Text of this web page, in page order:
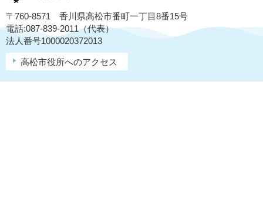
〒760-8571 香川県高松市番町一丁目8番15号
電話:087-839-2011（代表）
法人番号1000020372013
高松市役所へのアクセス